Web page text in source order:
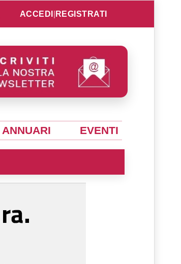
ACCEDI REGISTRATI
ANNUARI EVENTI